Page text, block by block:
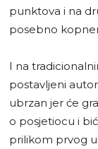
punktova i na
posebno
I na
postavljeni
ubrzan jer će
o posjetiocu i
prilikom prvog